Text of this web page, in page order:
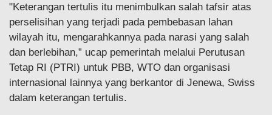
"Keterangan tertulis itu menimbulkan salah tafsir atas
perselisihan yang terjadi pada pembebasan lahan
wilayah itu, mengarahkannya pada narasi yang salah
dan berlebihan,” ucap pemerintah melalui Perutusan
Tetap RI (PTRI) untuk PBB, WTO dan organisasi
internasional lainnya yang berkantor di Jenewa, Swiss
dalam keterangan tertulis.